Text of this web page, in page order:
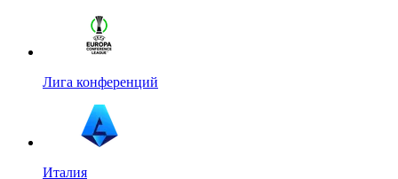
Лига конференций
Италия